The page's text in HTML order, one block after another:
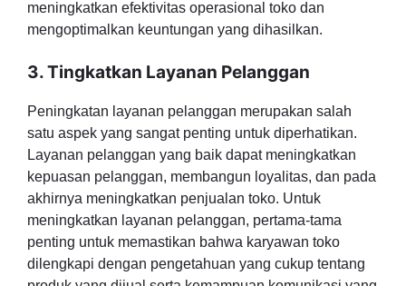
meningkatkan efektivitas operasional toko dan
mengoptimalkan keuntungan yang dihasilkan.
3. Tingkatkan Layanan Pelanggan
Peningkatan layanan pelanggan merupakan salah
satu aspek yang sangat penting untuk diperhatikan.
Layanan pelanggan yang baik dapat meningkatkan
kepuasan pelanggan, membangun loyalitas, dan pada
akhirnya meningkatkan penjualan toko. Untuk
meningkatkan layanan pelanggan, pertama-tama
penting untuk memastikan bahwa karyawan toko
dilengkapi dengan pengetahuan yang cukup tentang